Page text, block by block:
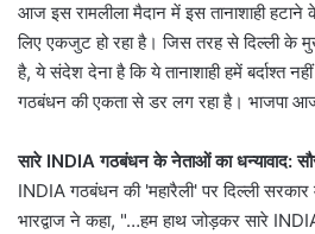
आज इस रामलीला मैदान में इस तानाशाही
लिए एकजुट हो रहा है। जिस तरह से दिल्ली के
है, ये संदेश देना है कि ये तानाशाही हमें बर्दाश्त
गठबंधन की एकता से डर लग रहा है। भाजपा आज
सारे INDIA गठबंधन के नेताओं का धन्यावाद:
INDIA गठबंधन की 'महारैली' पर दिल्ली
भारद्वाज ने कहा, "…हम हाथ जोड़कर सारे